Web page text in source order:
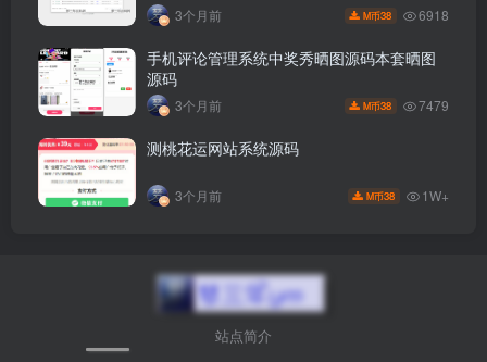
3个月前 M币38 6918
手机评论管理系统中奖秀晒图源码本套晒图
源码
3个月前 M币38 7479
测桃花运网站系统源码
3个月前 M币38 1W+
站点简介